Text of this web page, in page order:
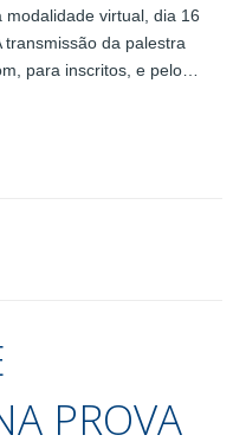
modalidade virtual, dia 16
da palestra
para inscritos, e pelo…
PROVA